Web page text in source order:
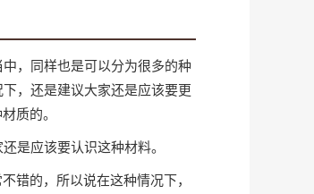
，同样也是可以分为很多的种
，还是建议大家还是应该要更
质的。
是应该要认识这种材料。
错的，所以说在这种情况下，